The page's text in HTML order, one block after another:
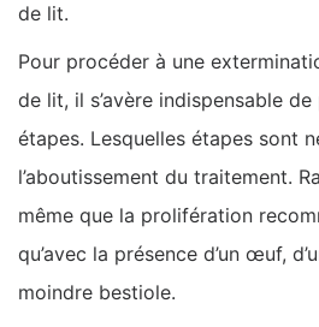
de lit.
Pour procéder à une
de lit, il s’avère indispensable
étapes. Lesquelles étapes sont
l’aboutissement du traitement.
même que la prolifération
qu’avec la présence d’un œuf,
moindre bestiole.